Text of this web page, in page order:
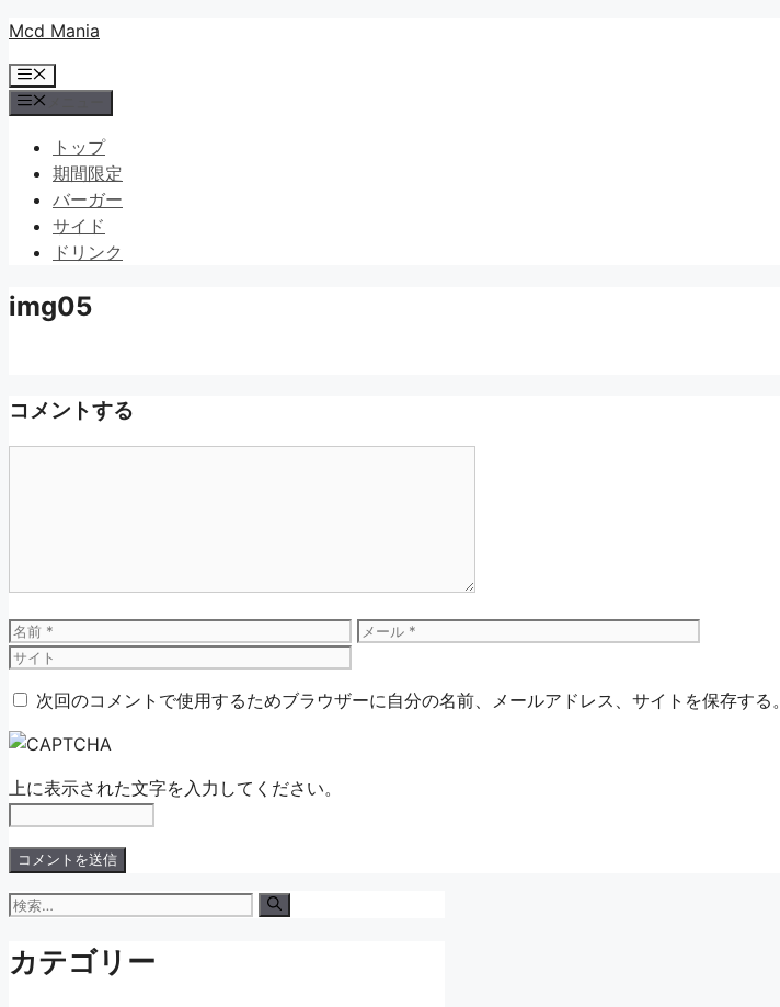
コ
テ
ン
Mcd Mania
メ
ニ
ュ
トップ
期間限定
バーガー
サイド
ドリンク
img05
コメントする
名
前
メ
次回のコメントで使用するためブラウザーに自分の名前、メールアドレス、サイトを保存する。
上に表示された文字を入力してください。
検
カテゴリー